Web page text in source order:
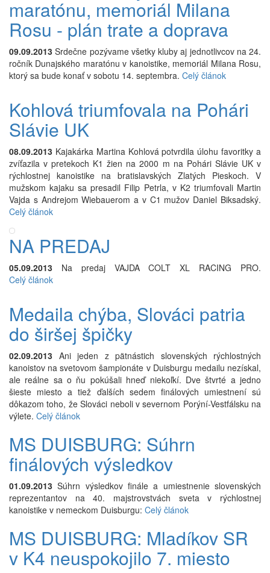
maratónu, memoriál Milana
Rosu - plán trate a doprava
09.09.2013 Srdečne pozývame všetky kluby aj jednotlivcov na 24.
ročník Dunajského maratónu v kanoistike, memoriál Milana Rosu,
ktorý sa bude konať v sobotu 14. septembra. Celý článok
Kohlová triumfovala na Pohári
Slávie UK
08.09.2013 Kajakárka Martina Kohlová potvrdila úlohu favoritky a
zvíťazila v pretekoch K1 žien na 2000 m na Pohári Slávie UK v
rýchlostnej kanoistike na bratislavských Zlatých Pieskoch. V
mužskom kajaku sa presadil Filip Petrla, v K2 triumfovali Martin
Vajda s Andrejom Wiebauerom a v C1 mužov Daniel Biksadský.
Celý článok
NA PREDAJ
05.09.2013 Na predaj VAJDA COLT XL RACING PRO.
Celý článok
Medaila chýba, Slováci patria
do širšej špičky
02.09.2013 Ani jeden z pätnástich slovenských rýchlostných
kanoistov na svetovom šampionáte v Duisburgu medailu nezískal,
ale reálne sa o ňu pokúšali hneď niekoľkí. Dve štvrté a jedno
šieste miesto a tiež ďalších sedem finálových umiestnení sú
dôkazom toho, že Slováci neboli v severnom Porýní-Vestfálsku na
výlete. Celý článok
MS DUISBURG: Súhrn
finálových výsledkov
01.09.2013 Súhrn výsledkov finále a umiestnenie slovenských
reprezentantov na 40. majstrovstvách sveta v rýchlostnej
kanoistike v nemeckom Duisburgu: Celý článok
MS DUISBURG: Mladíkov SR
v K4 neuspokojilo 7. miesto